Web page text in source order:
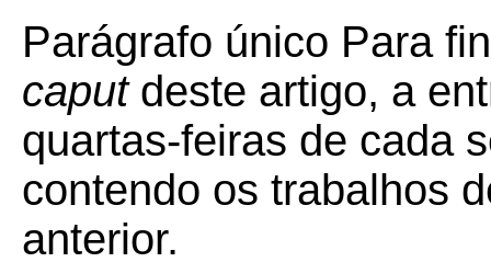
Parágrafo único Para
caput deste artigo, a
quartas-feiras de cada
contendo os trabalhos
anterior.